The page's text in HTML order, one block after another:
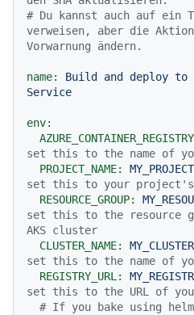
# Du kannst auch auf ein
verweisen, aber die
Vorwarnung ändern.
name: Build and deploy to
Service
env:
set this to the name of
PROJECT_NAME:
set this to your project's
RESOURCE_GROUP:
set this to the resource
AKS cluster
CLUSTER_NAME:
set this to the name of
REGISTRY_URL:
set this to the URL of
# If you bake using